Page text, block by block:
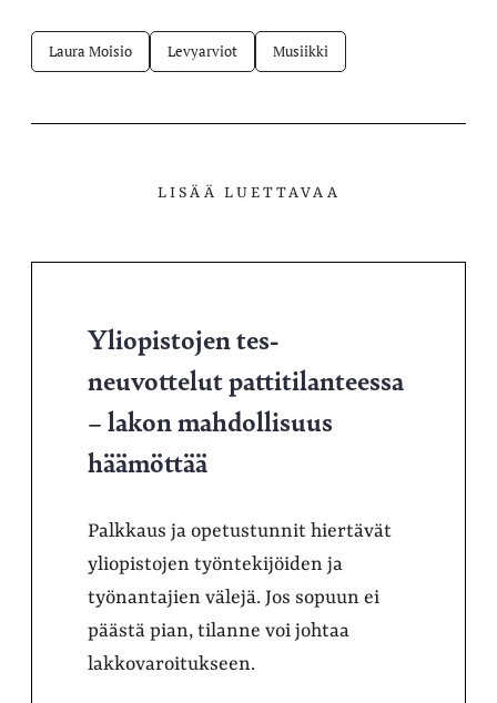
Laura Moisio Levyarviot Musiikki
LISÄÄ LUETTAVAA
Yliopistojen tes-
neuvottelut pattitilanteessa
– lakon mahdollisuus
häämöttää
Palkkaus ja opetustunnit hiertävät
yliopistojen työntekijöiden ja
työnantajien välejä. Jos sopuun ei
päästä pian, tilanne voi johtaa
lakkovaroitukseen.